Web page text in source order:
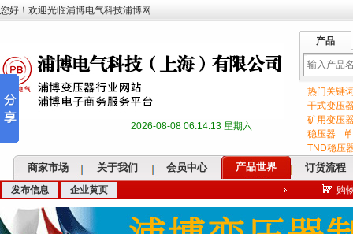
您好！欢迎光临浦博电气科技浦博网
2026-08-08 06:14:14 星期六
产品
输热门关键
干式变压
矿用变压
稳压器
TND稳压
商家市场 关于我们 会员中心 产品世界 订货流程
发布信息 企业黄页 购